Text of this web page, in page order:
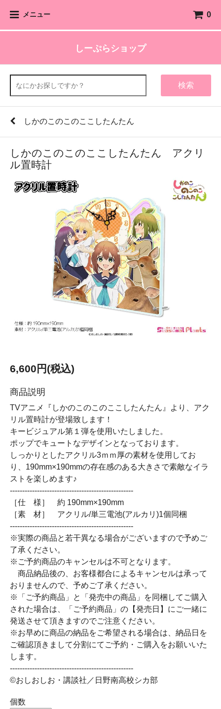
メニュー 0
しーぷらショップ
検索
しかのこのこのここしたんたん
しかのこのこのここしたんたん アクリ
ル置時計
6,600円(税込)
商品説明
TVアニメ『しかのこのこのここしたんたん』より、アク
リル置時計が登場致します！
キービジュアル第１弾を使用いたしました。
ポップでキュートなデザインとなっております。
しっかりとしたアクリル3ｍｍ厚の素材を使用してお
り、190mm×190mmの存在感のある大きさで素敵なイラ
ストを楽しめます♪
--------------------------------------------------
［仕 様］ 約 190mm×190mm
［素 材］ アクリル/単三電池(アルカリ)1個同梱
--------------------------------------------------
※実際の商品と若干異なる場合がございますので予めご
了承ください。
※ご予約商品のキャンセルは不可となります。
商品納品後の、お客様都合によるキャンセルは承って
おりませんので、予めご了承ください。
※「ご予約商品」と「発売中の商品」を同梱してご購入
された場合は、「ご予約商品」の【発売日】にご一緒に
発送させて頂きますのでご注意ください。
※お早めに商品の納品をご希望される場合は、納品日を
ご確認頂きまして分割にてご予約・ご購入をお願いいた
します。
--------------------------------------------------
©おしおしお・講談社／日野南高校シカ部
個数